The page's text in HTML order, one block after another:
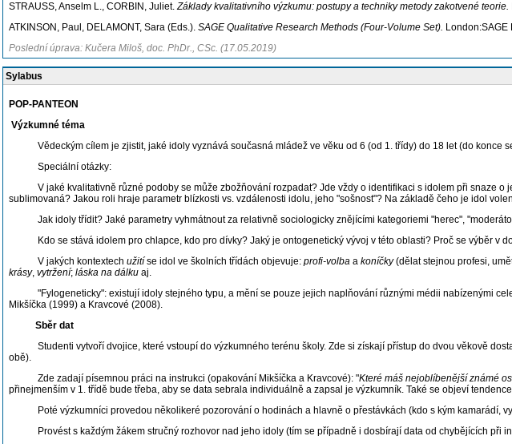
STRAUSS, Anselm L., CORBIN, Juliet.Základy kvalitativního výzkumu: postupy a techniky metody zakotvené teorie.
ATKINSON, Paul, DELAMONT, Sara (Eds.). SAGE Qualitative Research Methods (Four-Volume Set). London:SAGE
Poslední úprava: Kučera Miloš, doc. PhDr., CSc. (17.05.2019)
Sylabus
POP-PANTEON
Výzkumné téma
Vědeckým cílem je zjistit, jaké idoly vyznává současná mládež ve věku od 6 (od 1. třídy) do 18 let (do konce
Speciální otázky:
V jaké kvalitativně různé podoby se může zbožňování rozpadat? Jde vždy o identifikaci s idolem při snaze o
sublimovaná? Jakou roli hraje parametr blízkosti vs. vzdálenosti idolu, jeho "sošnost"? Na základě čeho je idol
Jak idoly třídit? Jaké parametry vyhmátnout za relativně sociologicky znějícími kategoriemi "herec",
Kdo se stává idolem pro chlapce, kdo pro dívky? Jaký je ontogenetický vývoj v této oblasti? Proč se výběr v
V jakých kontextech užití se idol ve školních třídách objevuje: profi-volba a koníčky(dělat stejnou profesi,
krásy, vytržení; láska na dálku aj.
"Fylogeneticky": existují idoly stejného typu, a mění se pouze jejich naplňování různými médii nabízenými
Mikšíčka (1999) a Kravcové (2008).
Sběr dat
Studenti vytvoří dvojice, které vstoupí do výzkumného terénu školy. Zde si získají přístup do dvou věkově
obě).
Zde zadají písemnou práci na instrukci (opakování Mikšíčka a Kravcové): "Které máš nejoblíbenější známé
přinejmenším v 1. třídě bude třeba, aby se data sebrala individuálně a zapsal je výzkumník. Také se objeví
Poté výzkumníci provedou několikeré pozorování o hodinách a hlavně o přestávkách (kdo s kým kamarádí,
Provést s každým žákem stručný rozhovor nad jeho idoly (tím se případně i dosbírají data od chybějících při